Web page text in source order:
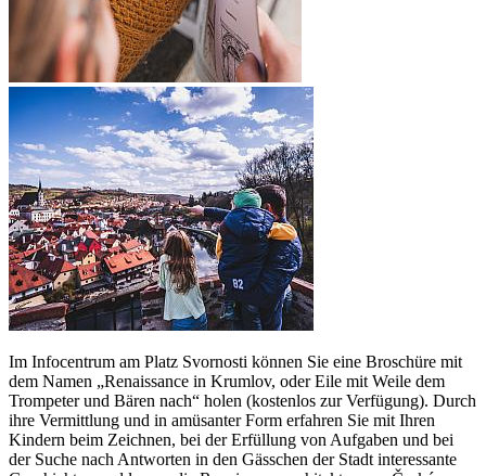
Im Infocentrum am Platz Svornosti können Sie eine Broschüre mit
dem Namen „Renaissance in Krumlov, oder Eile mit Weile dem
Trompeter und Bären nach“ holen (kostenlos zur Verfügung). Durch
ihre Vermittlung und in amüsanter Form erfahren Sie mit Ihren
Kindern beim Zeichnen, bei der Erfüllung von Aufgaben und bei
der Suche nach Antworten in den Gässchen der Stadt interessante